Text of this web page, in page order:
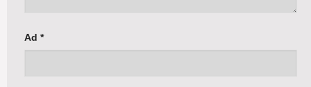
Ad *